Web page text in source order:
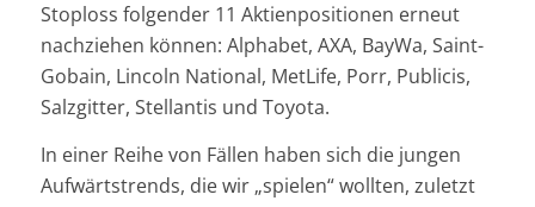
Stoploss folgender 11 Aktienpositionen erneut
nachziehen können: Alphabet, AXA, BayWa, Saint-
Gobain, Lincoln National, MetLife, Porr, Publicis,
Salzgitter, Stellantis und Toyota.
In einer Reihe von Fällen haben sich die jungen
Aufwärtstrends, die wir „spielen“ wollten, zuletzt